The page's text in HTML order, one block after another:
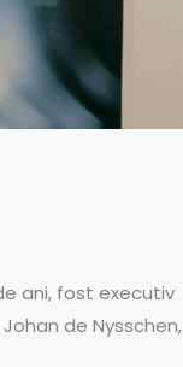
ani, fost executiv
de Nysschen,